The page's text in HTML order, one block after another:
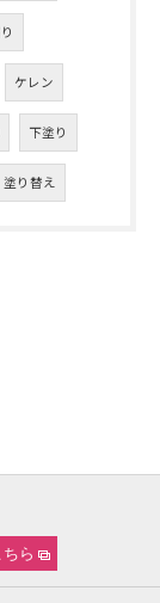
ケレン
下塗り
塗り替え
ら